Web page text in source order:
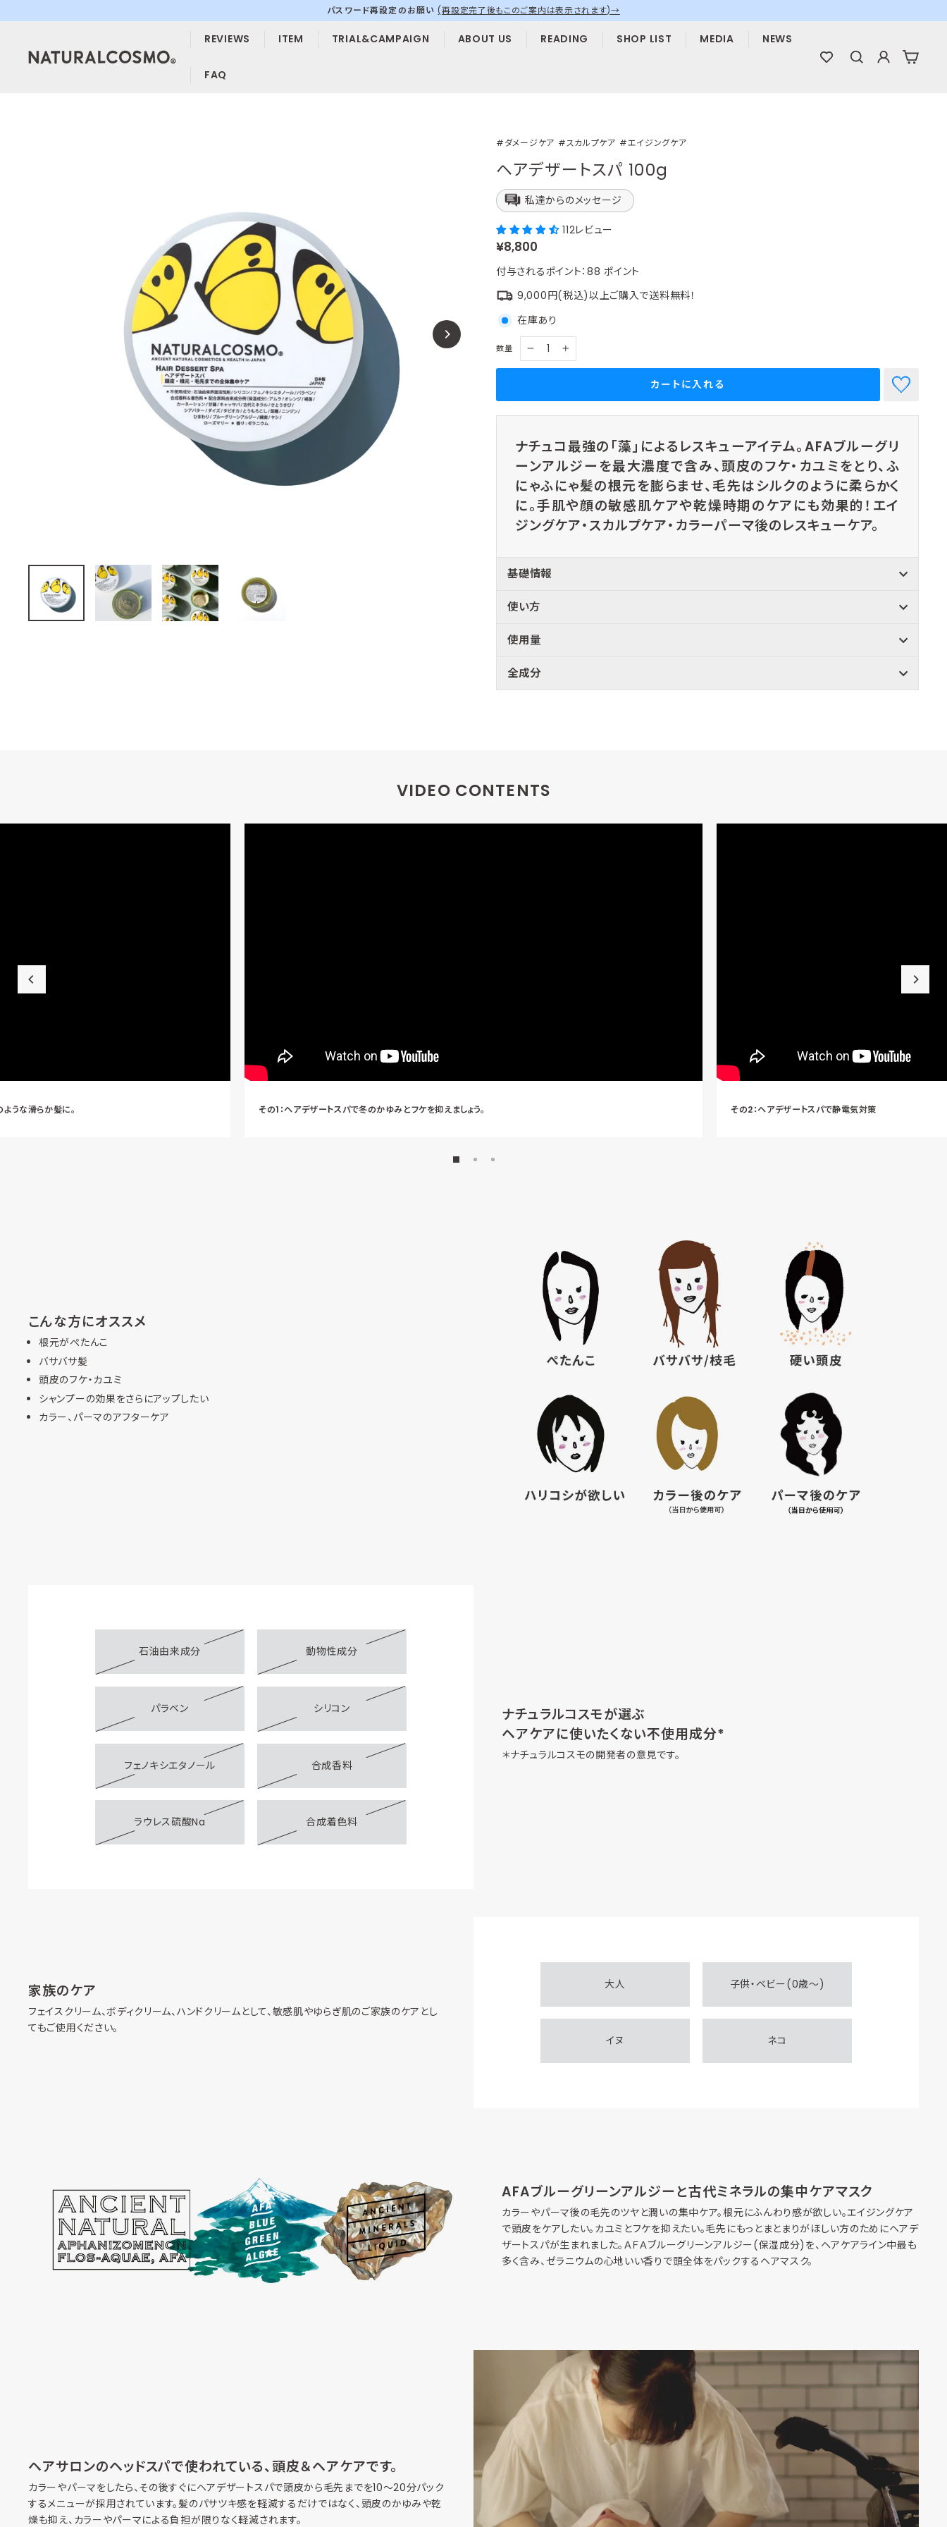
キ
ス
ラ
パスワード再設定のお願い (再設定完了後もこのご案内は表示されます)→
REVIEWS ITEM TRIAL&CAMPAIGN ABOUT US READING SHOP LIST MEDIA NEWS
FAQ
検索 ログイン
#ダメージケア #スカルプケア #エイジングケア
ヘアデザートスパ 100g
私達からのメッセージ
112レビュー
定
¥8,800
付与されるポイント： 88 ポイント
9,000円(税込)以上ご購入で送料無料！
在庫あり
数量
−
+
カートに入れる
ナチュコ最強の「藻」によるレスキューアイテム。AFAブルーグリ
ーンアルジーを最大濃度で含み、頭皮のフケ・カユミをとり、ふ
にゃふにゃ髪の根元を膨らませ、毛先はシルクのように柔らかく
に。手肌や顔の敏感肌ケアや乾燥時期のケアにも効果的！ エイ
ジングケア・スカルプケア・カラーパーマ後のレスキューケア。
基礎情報
使い方
使用量
全成分
VIDEO CONTENTS
その1：ヘアデザートスパで冬のかゆみとフケを抑えましょう。 その2：ヘアデザートスパで静電気対策
うな滑らか髪に。
こんな方にオススメ
根元がぺたんこ
バサバサ髪
頭皮のフケ・カユミ
シャンプーの効果をさらにアップしたい
カラー、パーマのアフターケア
石油由来成分 動物性成分
パラベン シリコン
フェノキシエタノール 合成香料
ラウレス硫酸Na 合成着色料
ナチュラルコスモが選ぶ
ヘアケアに使いたくない不使用成分*
＊ナチュラルコスモの開発者の意見です。
大人 子供・ベビー(0歳～)
イヌ ネコ
家族のケア
フェイスクリーム、ボディクリーム、ハンドクリームとして、敏感肌やゆらぎ肌のご家族のケアとし
てもご使用ください。
AFAブルーグリーンアルジーと古代ミネラルの集中ケアマスク
カラーやパーマ後の毛先のツヤと潤いの集中ケア。根元にふんわり感が欲しい。エイジングケア
で頭皮をケアしたい。カユミとフケを抑えたい。毛先にもっとまとまりがほしい方のためにヘアデ
ザートスパが生まれました。ＡＦＡブルーグリーンアルジー(保湿成分)を、ヘアケアライン中最も
多く含み、ゼラニウムの心地いい香りで頭全体をパックするヘアマスク。
ヘアサロンのヘッドスパで使われている、頭皮＆ヘアケアです。
カラーやパーマをしたら、その後すぐにヘアデザートスパで頭皮から毛先までを10～20分パック
するメニューが採用されています。髪のパサツキ感を軽減するだけではなく、頭皮のかゆみや乾
燥も抑え、カラーやパーマによる負担が限りなく軽減されます。